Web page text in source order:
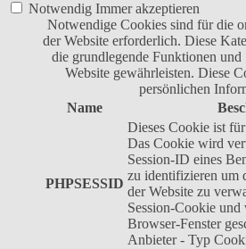
Notwendig Immer akzeptieren
Notwendige Cookies sind für die
der Website erforderlich. Diese
die grundlegende Funktionen und
Website gewährleisten. Diese
persönlichen
Name
PHPSESSID
Dieses Cookie ist
Das Cookie wird
Session-ID eines
zu identifizieren um
der Website zu
Session-Cookie
Browser-Fenster
Anbieter - Typ